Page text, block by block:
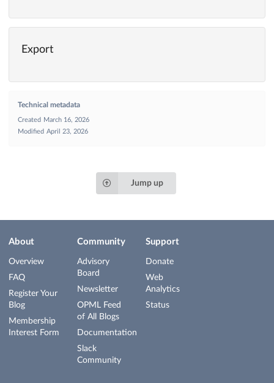
Export
Technical metadata
Created
March 16, 2026
Modified April 23, 2026
Jump up
About
Overview
FAQ
Register Your
Blog
Membership
Interest Form
Community
Advisory
Board
Newsletter
OPML Feed
of All Blogs
Documentation
Slack
Community
Support
Donate
Web
Analytics
Status